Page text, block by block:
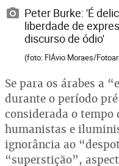
Peter Burke: 'É
liberdade de
discurso de ódio'
(foto: FlÁvio Moraes/
Se para os árabes a
durante o período
considerada o tempo
humanistas e
ignorância ao
“superstição”,